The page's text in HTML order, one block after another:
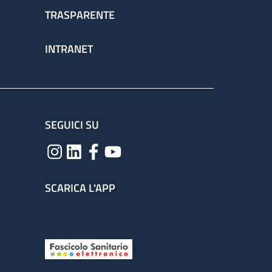
TRASPARENTE
INTRANET
SEGUICI SU
SCARICA L'APP